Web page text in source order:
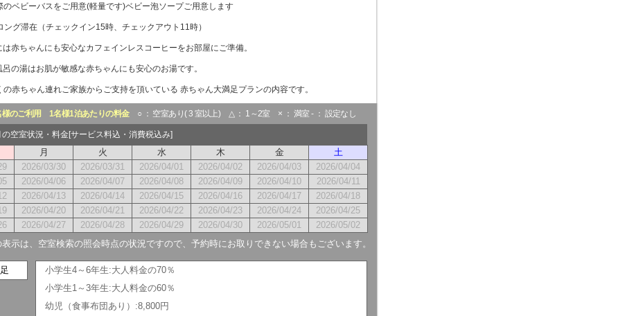
ベビーバスをご用意(軽量です)ベビー泡ソープご用意します
グ滞在（チェックイン15時、チェックアウト11時）
赤ちゃんにも安心なカフェインレスコーヒーをお部屋にご準備。
の湯はお肌が敏感な赤ちゃんにも安心のお湯です。
の赤ちゃん連れご家族からご支持を頂いている 赤ちゃん大満足プランの内容です。
様のご利用 1名様1泊あたりの料金○ ： 空室あり( 3 室以上) △ ： 1～2室 × ： 満室 - ： 設定なし
空室状況・料金[サービス料込・消費税込み]
月 火 水 木 金
土
2026/03/30 2026/03/31 2026/04/01 2026/04/02 2026/04/03
2026/04/04
2026/04/06 2026/04/07 2026/04/08 2026/04/09 2026/04/10
2026/04/11
2026/04/13 2026/04/14 2026/04/15 2026/04/16 2026/04/17
2026/04/18
2026/04/20 2026/04/21 2026/04/22 2026/04/23 2026/04/24
2026/04/25
2026/04/27 2026/04/28 2026/04/29 2026/04/30 2026/05/01
2026/05/02
示は、空室検索の照会時点の状況ですので、予約時にお取りできない場合もございます。
小学生4～6年生:大人料金の70％
小学生1～3年生:大人料金の60％
幼児（食事布団あり）:8,800円